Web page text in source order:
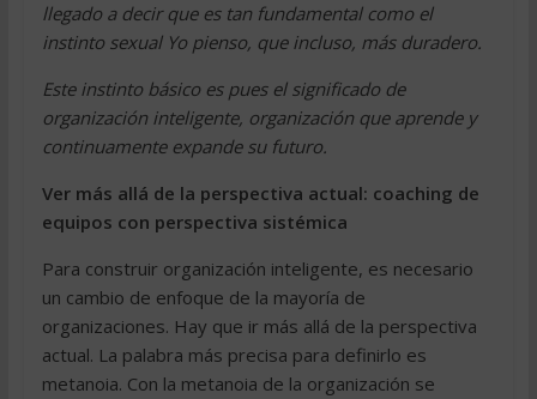
llegado a decir que es tan fundamental como el
instinto sexual Yo pienso, que incluso, más duradero.
Este instinto básico es pues el significado de
organización inteligente, organización que aprende y
continuamente expande su futuro.
Ver más allá de la perspectiva actual: coaching de
equipos con perspectiva sistémica
Para construir organización inteligente, es necesario
un cambio de enfoque de la mayoría de
organizaciones. Hay que ir más allá de la perspectiva
actual. La palabra más precisa para definirlo es
metanoia. Con la metanoia de la organización se